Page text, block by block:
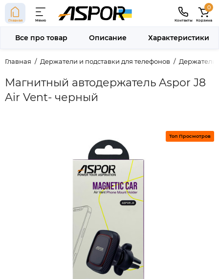
Главная Меню Контакты
0
Корзина
Главная Держатели и подставки для телефонов Держатели
Магнитный автодержатель Aspor J8
Air Vent- черный
Все про товар Описание Характеристики
Топ Просмотров